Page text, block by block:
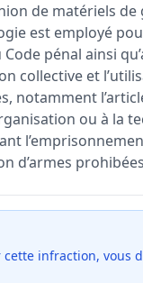
de matériels de
est employé
pénal ainsi
collective et
notamment
ou à la
d’armes
infraction, vous